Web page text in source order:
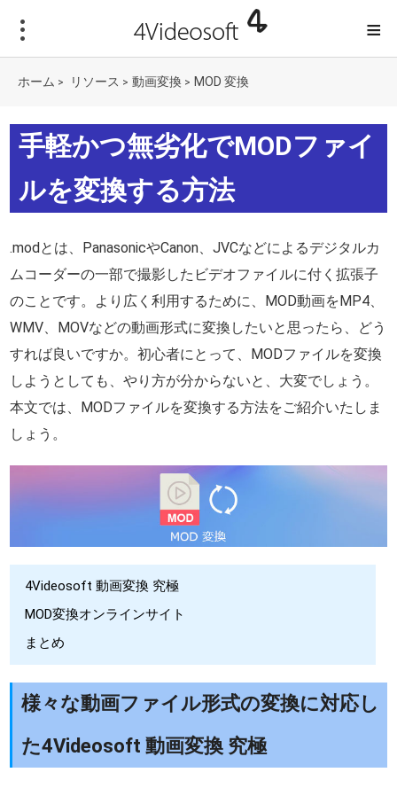
≡
ホーム > リソース > 動画変換 > MOD 変換
手軽かつ無劣化でMODファイ
ルを変換する方法
.modとは、PanasonicやCanon、JVCなどによるデジタルカ
ムコーダーの一部で撮影したビデオファイルに付く拡張子
のことです。より広く利用するために、MOD動画をMP4、
WMV、MOVなどの動画形式に変換したいと思ったら、どう
すれば良いですか。初心者にとって、MODファイルを変換
しようとしても、やり方が分からないと、大変でしょう。
本文では、MODファイルを変換する方法をご紹介いたしま
しょう。
4Videosoft 動画変換 究極
MOD変換オンラインサイト
まとめ
様々な動画ファイル形式の変換に対応し
た4Videosoft 動画変換 究極